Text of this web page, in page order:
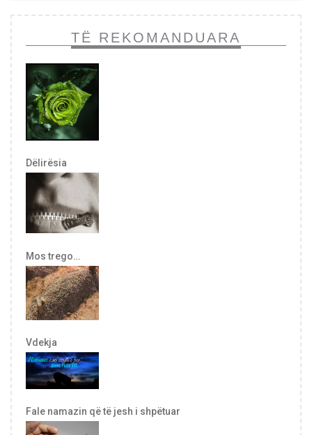
TË REKOMANDUARA
Dëlirësia
Mos trego…
Vdekja
Fale namazin që të jesh i shpëtuar